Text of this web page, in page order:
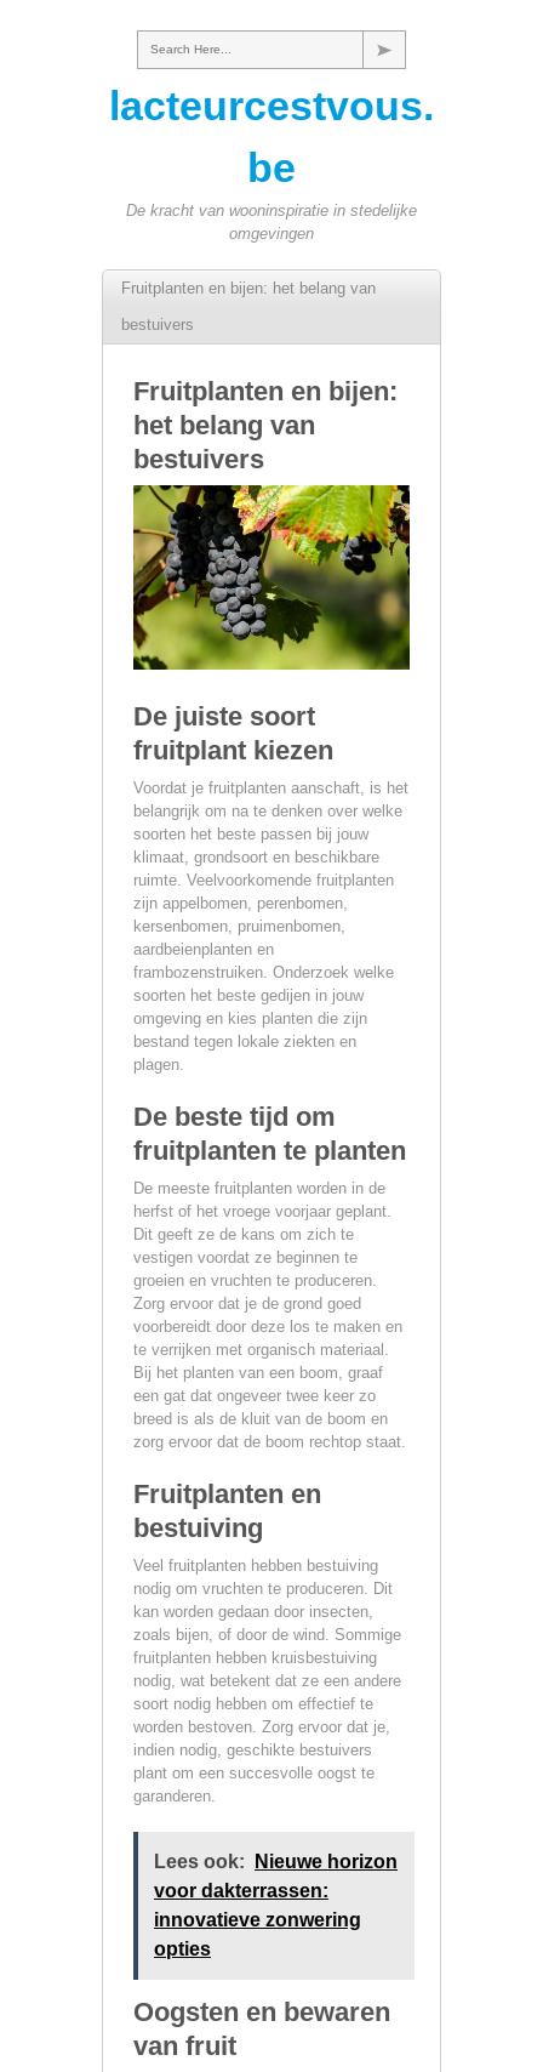
Search Here...
lacteurcestvous.
be
De kracht van wooninspiratie in stedelijke
omgevingen
Fruitplanten en bijen: het belang van
bestuivers
Fruitplanten en bijen:
het belang van
bestuivers
De juiste soort
fruitplant kiezen
Voordat je fruitplanten aanschaft, is het
belangrijk om na te denken over welke
soorten het beste passen bij jouw
klimaat, grondsoort en beschikbare
ruimte. Veelvoorkomende fruitplanten
zijn appelbomen, perenbomen,
kersenbomen, pruimenbomen,
aardbeienplanten en
frambozenstruiken. Onderzoek welke
soorten het beste gedijen in jouw
omgeving en kies planten die zijn
bestand tegen lokale ziekten en
plagen.
De beste tijd om
fruitplanten te planten
De meeste fruitplanten worden in de
herfst of het vroege voorjaar geplant.
Dit geeft ze de kans om zich te
vestigen voordat ze beginnen te
groeien en vruchten te produceren.
Zorg ervoor dat je de grond goed
voorbereidt door deze los te maken en
te verrijken met organisch materiaal.
Bij het planten van een boom, graaf
een gat dat ongeveer twee keer zo
breed is als de kluit van de boom en
zorg ervoor dat de boom rechtop staat.
Fruitplanten en
bestuiving
Veel fruitplanten hebben bestuiving
nodig om vruchten te produceren. Dit
kan worden gedaan door insecten,
zoals bijen, of door de wind. Sommige
fruitplanten hebben kruisbestuiving
nodig, wat betekent dat ze een andere
soort nodig hebben om effectief te
worden bestoven. Zorg ervoor dat je,
indien nodig, geschikte bestuivers
plant om een succesvolle oogst te
garanderen.
Lees ook:
Nieuwe horizon
voor dakterrassen:
innovatieve zonwering
opties
Oogsten en bewaren
van fruit